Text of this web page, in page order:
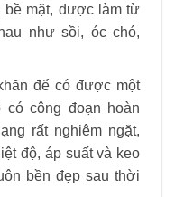
bề mặt, được làm từ
như sồi, óc chó,
để có được một
có công đoạn hoàn
rất nghiêm ngặt,
độ, áp suất và keo
bền đẹp sau thời